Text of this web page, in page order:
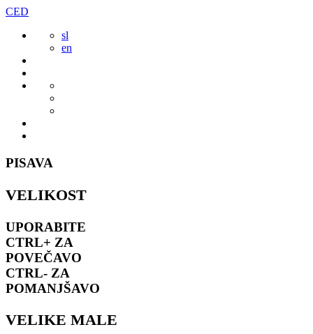
Preskoči
vsebine
CED
sl
en
PISAVA
VELIKOST
UPORABITE
CTRL+ ZA
POVEČAVO
CTRL- ZA
POMANJŠAVO
VELIKE MALE